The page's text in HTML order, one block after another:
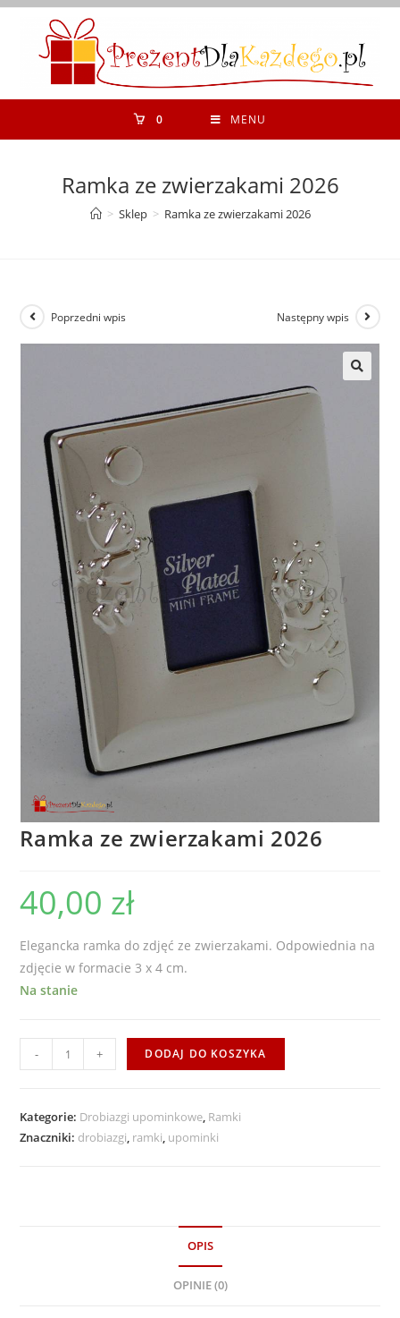
Koniec
0 MENU
Ramka ze zwierzakami 2026
> Sklep > Ramka ze zwierzakami 2026
Poprzedni wpis Następny wpis
Ramka ze zwierzakami 2026
40,00 zł
Elegancka ramka do zdjęć ze zwierzakami. Odpowiednia na
zdjęcie w formacie 3 x 4 cm.
Na stanie
-
ilość
Ramka
zwierzakami
2026
+ DODAJ DO KOSZYKA
Kategorie: Drobiazgi upominkowe, Ramki
Znaczniki: drobiazgi, ramki, upominki
OPIS
OPINIE (0)